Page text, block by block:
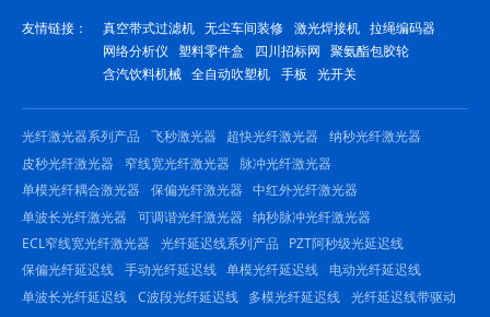
友情链接： 真空带式过滤机 无尘车间装修 激光焊接机 拉绳编码器
网络分析仪 塑料零件盒 四川招标网
聚氨酯包胶轮
含汽饮料机械 全自动吹塑机 手板 光开关
光纤激光器系列产品 飞秒激光器 超快光纤激光器
纳秒光纤激光器
皮秒光纤激光器
窄线宽光纤激光器
脉冲光纤激光器
单模光纤耦合激光器
保偏光纤激光器 中红外光纤激光器
单波长光纤激光器
可调谐光纤激光器 纳秒脉冲光纤激光器
ECL窄线宽光纤激光器
光纤延迟线系列产品
PZT阿秒级光延迟线
保偏光纤延迟线 手动光纤延迟线 单模光纤延迟线
电动光纤延迟线
单波长光纤延迟线 C波段光纤延迟线 多模光纤延迟线 光纤延迟线带驱动